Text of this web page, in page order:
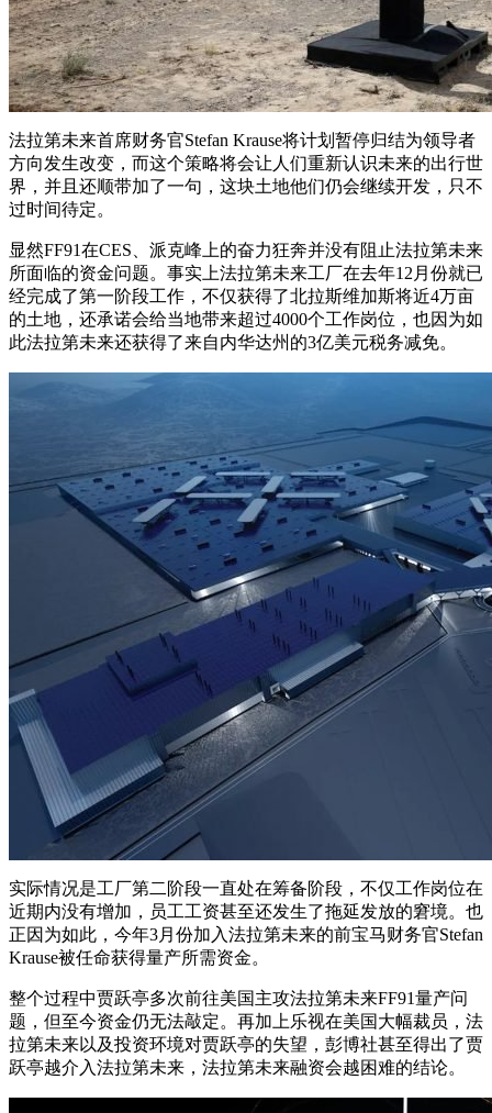
法拉第未来首席财务官Stefan Krause将计划暂停归结为领导者
方向发生改变，而这个策略将会让人们重新认识未来的出行世
界，并且还顺带加了一句，这块土地他们仍会继续开发，只不
过时间待定。
显然FF91在CES、派克峰上的奋力狂奔并没有阻止法拉第未来
所面临的资金问题。事实上法拉第未来工厂在去年12月份就已
经完成了第一阶段工作，不仅获得了北拉斯维加斯将近4万亩
的土地，还承诺会给当地带来超过4000个工作岗位，也因为如
此法拉第未来还获得了来自内华达州的3亿美元税务减免。
实际情况是工厂第二阶段一直处在筹备阶段，不仅工作岗位在
近期内没有增加，员工工资甚至还发生了拖延发放的窘境。也
正因为如此，今年3月份加入法拉第未来的前宝马财务官Stefan
Krause被任命获得量产所需资金。
整个过程中贾跃亭多次前往美国主攻法拉第未来FF91量产问
题，但至今资金仍无法敲定。再加上乐视在美国大幅裁员，法
拉第未来以及投资环境对贾跃亭的失望，彭博社甚至得出了贾
跃亭越介入法拉第未来，法拉第未来融资会越困难的结论。